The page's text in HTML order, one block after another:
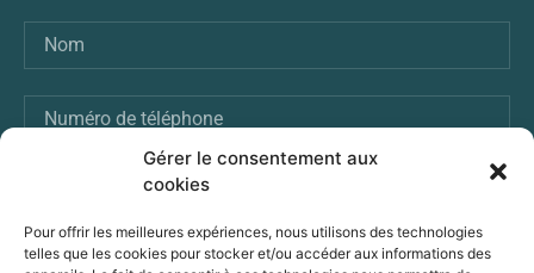
Gérer le consentement aux
cookies
Pour offrir les meilleures expériences, nous utilisons des technologies
telles que les cookies pour stocker et/ou accéder aux informations des